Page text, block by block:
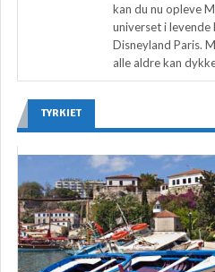
kan du nu opleve
universet i levende
Disneyland Paris.
alle aldre kan
TYRKIET